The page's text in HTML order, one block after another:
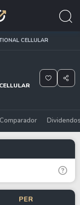
CELLULAR
Comparador
PER